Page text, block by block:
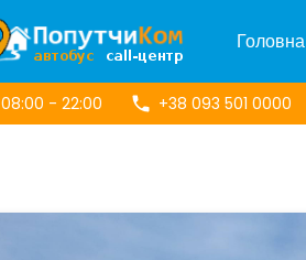
Головна
08:00 - 22:00 +38 093 501 0000